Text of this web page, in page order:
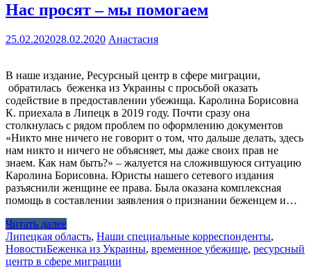
Нас просят – мы помогаем
25.02.202028.02.2020 Анастасия
В наше издание, Ресурсный центр в сфере миграции,
обратилась беженка из Украины с просьбой оказать
содействие в предоставлении убежища. Каролина Борисовна
К. приехала в Липецк в 2019 году. Почти сразу она
столкнулась с рядом проблем по оформлению документов
«Никто мне ничего не говорит о том, что дальше делать, здесь
нам никто и ничего не объясняет, мы даже своих прав не
знаем. Как нам быть?» – жалуется на сложившуюся ситуацию
Каролина Борисовна. Юристы нашего сетевого издания
разъяснили женщине ее права. Была оказана комплексная
помощь в составлении заявления о признании беженцем и…
Читать далее
Липецкая область, Наши специальные корреспонденты,
НовостиБеженка из Украины, временное убежище, ресурсный
центр в сфере миграции